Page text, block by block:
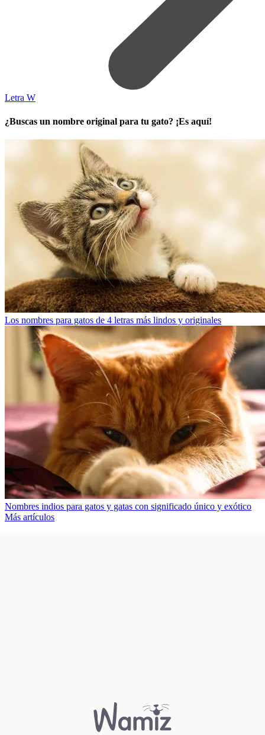
Letra W
¿Buscas un nombre original para tu gato? ¡Es aquí!
Los nombres para gatos de 4 letras más lindos y originales
Nombres indios para gatos y gatas con significado único y exótico
Más artículos